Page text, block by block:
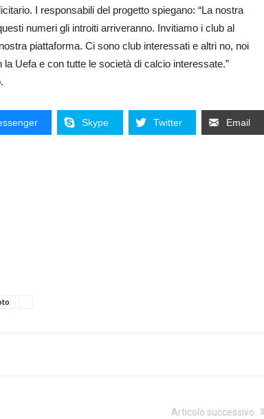
I responsabili del progetto spiegano: “La nostra
numeri gli introiti arriveranno. Invitiamo i club al
piattaforma. Ci sono club interessati e altri no, noi
Uefa e con tutte le società di calcio interessate.”
Skype Twitter Email
Articolo successivo